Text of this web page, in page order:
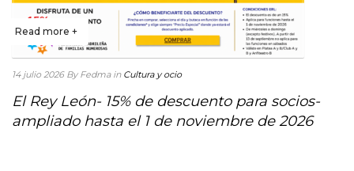
Read more +
14 julio 2026 By Fedma in Cultura y ocio
El Rey León- 15% de descuento para socios-
ampliado hasta el 1 de noviembre de 2026